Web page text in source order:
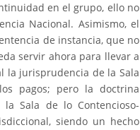
en el grupo, ello no
Nacional. Asimismo, el
de instancia, que no
servir ahora para llevar a
la jurisprudencia de la Sala
pagos; pero la doctrina
Sala de lo Contencioso-
siendo un hecho